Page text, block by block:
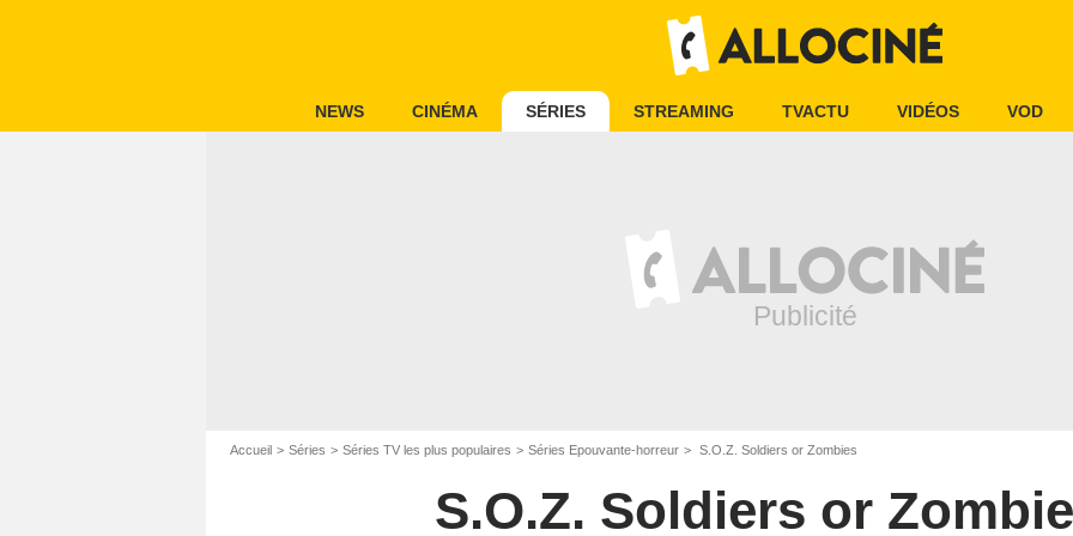
NEWS CINÉMA SÉRIES STREAMING TVACTU VIDÉOS VOD
Accueil Séries Séries TV les plus populaires Séries Epouvante-horreur S.O.Z. Soldiers or Zombies
S.O.Z. Soldiers or